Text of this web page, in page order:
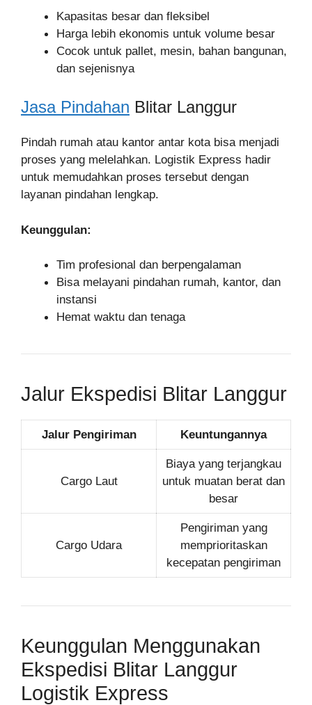
Kapasitas besar dan fleksibel
Harga lebih ekonomis untuk volume besar
Cocok untuk pallet, mesin, bahan bangunan,
dan sejenisnya
Jasa Pindahan Blitar Langgur
Pindah rumah atau kantor antar kota bisa menjadi
proses yang melelahkan. Logistik Express hadir
untuk memudahkan proses tersebut dengan
layanan pindahan lengkap.
Keunggulan:
Tim profesional dan berpengalaman
Bisa melayani pindahan rumah, kantor, dan
instansi
Hemat waktu dan tenaga
Jalur Ekspedisi Blitar Langgur
Jalur Pengiriman Keuntungannya
Cargo Laut
Biaya yang terjangkau
untuk muatan berat dan
besar
Cargo Udara
Pengiriman yang
memprioritaskan
kecepatan pengiriman
Keunggulan Menggunakan
Ekspedisi Blitar Langgur
Logistik Express